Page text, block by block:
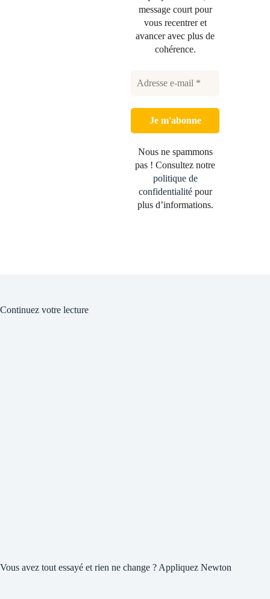
message court pour
vous recentrer et
avancer avec plus de
cohérence.
Nous ne spammons
pas ! Consultez notre
politique de
confidentialitépour
plus d’informations.
Continuez votre lecture
Vous avez tout essayé et rien ne change ? Appliquez Newton